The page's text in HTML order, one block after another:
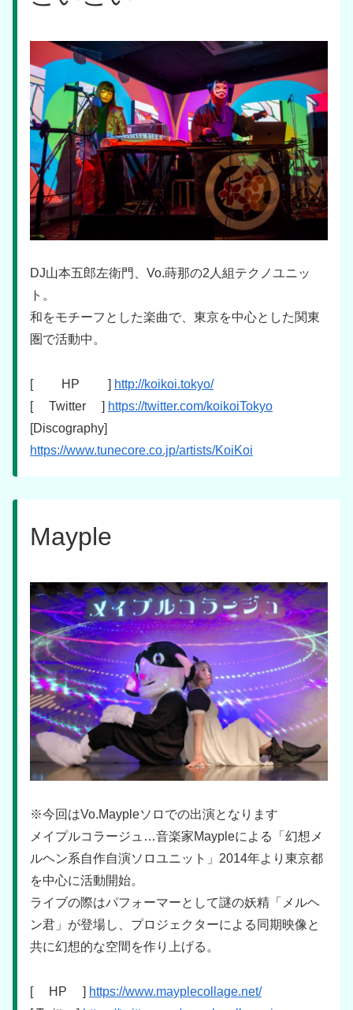
DJ山本五郎左衛門、Vo.蒔那の2人組テクノユニッ
ト。
和をモチーフとした楽曲で、東京を中心とした関東
圏で活動中。
[ HP ] http://koikoi.tokyo/
[ Twitter ] https://twitter.com/koikoiTokyo
[Discography]
https://www.tunecore.co.jp/artists/KoiKoi
Mayple
※今回はVo.Maypleソロでの出演となります
メイプルコラージュ…音楽家Maypleによる「幻想メ
ルヘン系自作自演ソロユニット」2014年より東京都
を中心に活動開始。
ライブの際はパフォーマーとして謎の妖精「メルヘ
ン君」が登場し、プロジェクターによる同期映像と
共に幻想的な空間を作り上げる。
[ HP ] https://www.mayplecollage.net/